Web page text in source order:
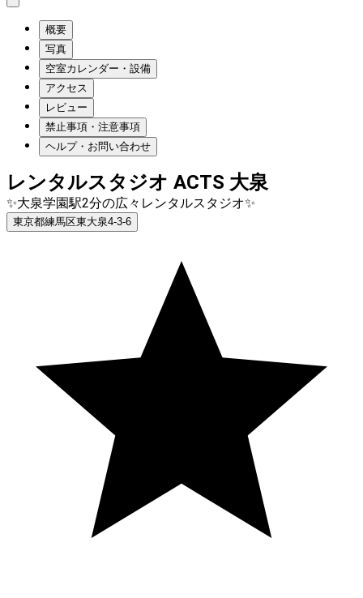
概要
写真
空室カレンダー・設備
アクセス
レビュー
禁止事項・注意事項
ヘルプ・お問い合わせ
レンタルスタジオ ACTS 大泉
✨大泉学園駅2分の広々レンタルスタジオ✨
東京都練馬区東大泉4-3-6